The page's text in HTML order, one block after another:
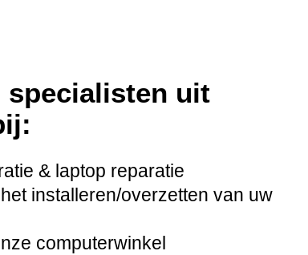
specialisten uit
& laptop reparatie
installeren/overzetten van uw
computerwinkel